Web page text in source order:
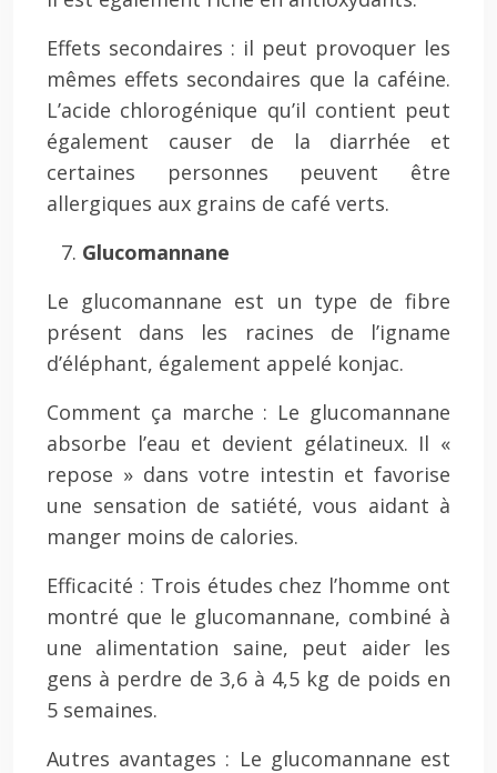
Effets secondaires : il peut provoquer les
mêmes effets secondaires que la caféine.
L’acide chlorogénique qu’il contient peut
également causer de la diarrhée et
certaines personnes peuvent être
allergiques aux grains de café verts.
Glucomannane
Le glucomannane est un type de fibre
présent dans les racines de l’igname
d’éléphant, également appelé konjac.
Comment ça marche : Le glucomannane
absorbe l’eau et devient gélatineux. Il «
repose » dans votre intestin et favorise
une sensation de satiété, vous aidant à
manger moins de calories.
Efficacité : Trois études chez l’homme ont
montré que le glucomannane, combiné à
une alimentation saine, peut aider les
gens à perdre de 3,6 à 4,5 kg de poids en
5 semaines.
Autres avantages : Le glucomannane est